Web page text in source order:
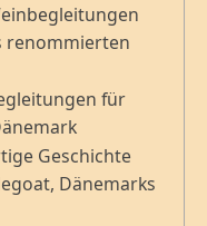
renommierten
für
Geschichte
Dänemarks